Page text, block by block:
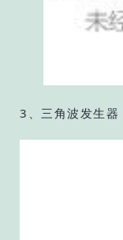
3、三角波发生器